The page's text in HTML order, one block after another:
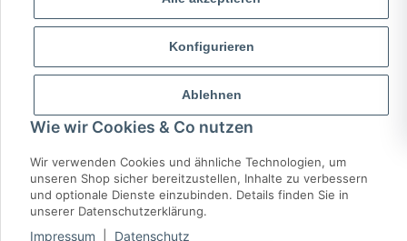
Konfigurieren
Ablehnen
Wie wir Cookies & Co nutzen
Wir verwenden Cookies und ähnliche Technologien, um
unseren Shop sicher bereitzustellen, Inhalte zu verbessern
und optionale Dienste einzubinden. Details finden Sie in
unserer Datenschutzerklärung.
Impressum Datenschutz
Powered byMD IT Solutions